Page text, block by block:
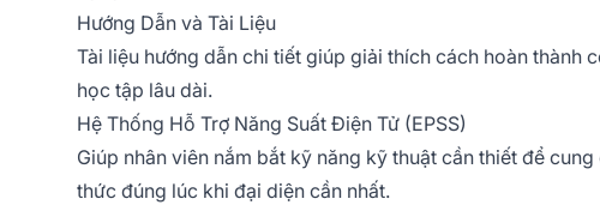
Hướng Dẫn và Tài Liệu
Tài liệu hướng dẫn chi tiết giúp giải thích cách hoàn
học tập lâu dài.
Hệ Thống Hỗ Trợ Năng Suất Điện Tử (EPSS)
Giúp nhân viên nắm bắt kỹ năng kỹ thuật cần thiết để
thức đúng lúc khi đại diện cần nhất.